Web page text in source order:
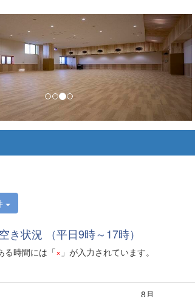
状況 （平日9時～17時）
時間には「× 」が入力されています。
8月